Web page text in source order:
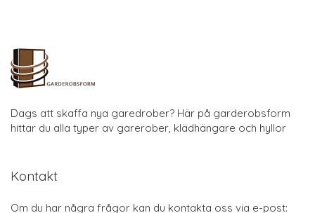
Dags att skaffa nya garedrober? Här på garderobsform
hittar du alla typer av garerober, klädhängare och hyllor
Kontakt
Om du har några frågor kan du kontakta oss via e-post: